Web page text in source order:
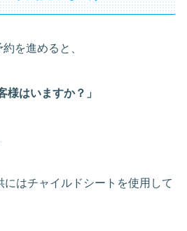
を進めると、
様はいますか？」
はチャイルドシートを使用して